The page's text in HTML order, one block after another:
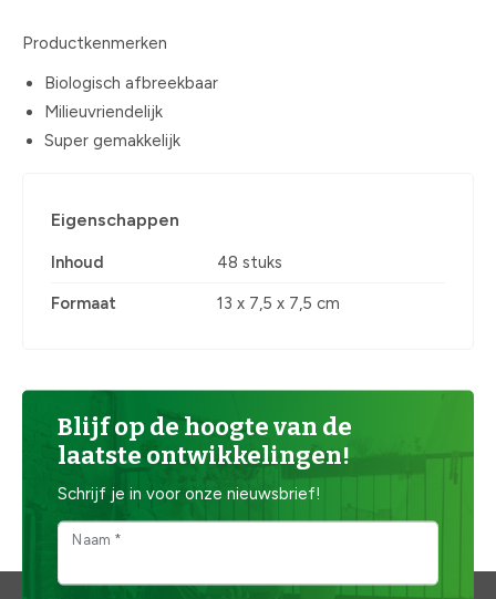
Productkenmerken
Biologisch afbreekbaar
Milieuvriendelijk
Super gemakkelijk
Eigenschappen
Inhoud 48 stuks
Formaat 13 x 7,5 x 7,5 cm
Blijf op de hoogte van de
laatste ontwikkelingen!
Schrijf je in voor onze nieuwsbrief!
Naam *